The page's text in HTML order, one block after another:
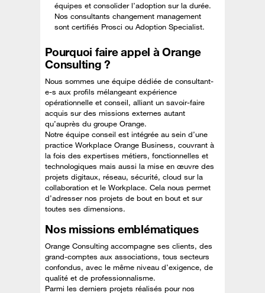
équipes et consolider l’adoption sur la durée.
Nos consultants changement management
sont certifiés Prosci ou Adoption Specialist.
Pourquoi faire appel à Orange
Consulting ?
Nous sommes une équipe dédiée de consultant-
e-s aux profils mélangeant expérience
opérationnelle et conseil, alliant un savoir-faire
acquis sur des missions externes autant
qu’auprès du groupe Orange.
Notre équipe conseil est intégrée au sein d’une
practice Workplace Orange Business, couvrant à
la fois des expertises métiers, fonctionnelles et
technologiques mais aussi la mise en œuvre des
projets digitaux, réseau, sécurité, cloud sur la
collaboration et le Workplace. Cela nous permet
d’adresser nos projets de bout en bout et sur
toutes ses dimensions.
Nos missions emblématiques
Orange Consulting accompagne ses clients, des
grand-comptes aux associations, tous secteurs
confondus, avec le même niveau d’exigence, de
qualité et de professionnalisme.
Parmi les derniers projets réalisés pour nos